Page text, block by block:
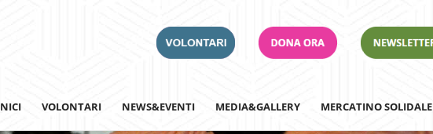
VOLONTARI NEWS&EVENTI MEDIA&GALLERY MERCATINO SOLIDALE